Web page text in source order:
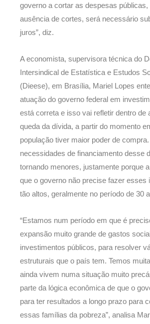
governo a cortar as despesas públicas,
ausência de cortes, será necessário
juros”, diz.
A economista, supervisora técnica do
Intersindical de Estatística e Estudos
(Dieese), em Brasília, Mariel Lopes
atuação do governo federal em
está correta e isso vai refletir dentro de
queda da dívida, a partir do momento
população tiver maior poder de
necessidades de financiamento desse
tornando menores, justamente porque
que o governo não precise fazer esses
tão altos, geralmente no período de 30
“Estamos num período em que é
expansão muito grande de gastos
investimentos públicos, para resolver
estruturais que o país tem. Temos
ainda vivem numa situação muito
parte da lógica econômica de que o
para ter resultados a longo prazo para
essas famílias da pobreza”, analisa